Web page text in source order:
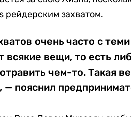
рейдерским захватом.
очень часто с
всякие вещи, то есть
чем-то. Такая
пояснил